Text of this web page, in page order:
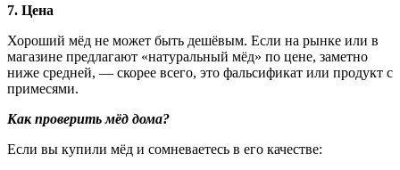
7. Цена
Хороший мёд не может быть дешёвым. Если на рынке или в
магазине предлагают «натуральный мёд» по цене, заметно
ниже средней, — скорее всего, это фальсификат или продукт с
примесями.
Как проверить мёд дома?
Если вы купили мёд и сомневаетесь в его качестве: